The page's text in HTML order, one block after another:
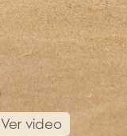
Ver video